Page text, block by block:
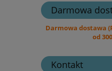
Darmowa
Darmowa dostawa
od
Kontakt